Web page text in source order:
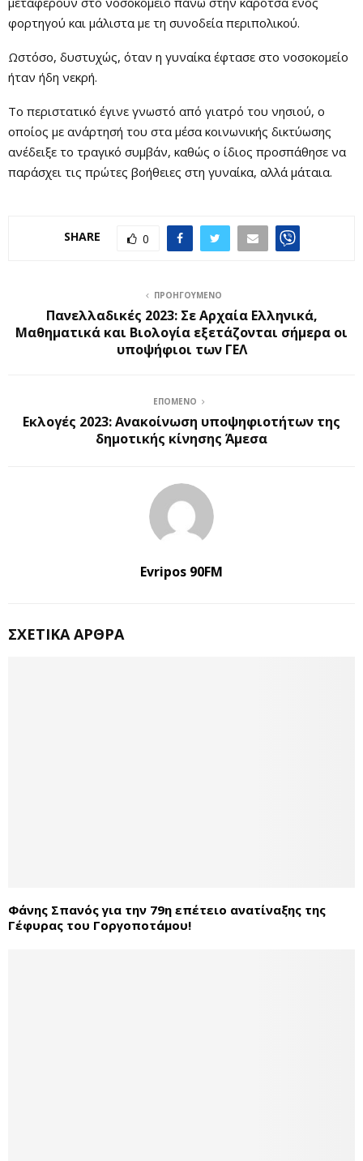
φορτηγού και μάλιστα με τη συνοδεία περιπολικού.
Ωστόσο, δυστυχώς, όταν η γυναίκα έφτασε στο νοσοκομείο
ήταν ήδη νεκρή.
Το περιστατικό έγινε γνωστό από γιατρό του νησιού, ο
οποίος με ανάρτησή του στα μέσα κοινωνικής δικτύωσης
ανέδειξε το τραγικό συμβάν, καθώς ο ίδιος προσπάθησε να
παράσχει τις πρώτες βοήθειες στη γυναίκα, αλλά μάταια.
SHARE 0
ΠΡΟΗΓΟΎΜΕΝΟ
Πανελλαδικές 2023: Σε Αρχαία Ελληνικά,
Μαθηματικά και Βιολογία εξετάζονται σήμερα οι
υποψήφιοι των ΓΕΛ
ΕΠΌΜΕΝΟ
Εκλογές 2023: Ανακοίνωση υποψηφιοτήτων της
δημοτικής κίνησης Άμεσα
Evripos 90FM
ΣΧΕΤΙΚΆ ΆΡΘΡΑ
Φάνης Σπανός για την 79η επέτειο ανατίναξης της
Γέφυρας του Γοργοποτάμου!